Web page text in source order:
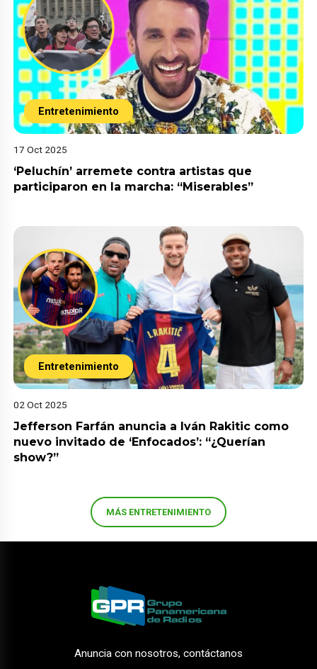
Entretenimiento
17 Oct 2025
‘Peluchín’ arremete contra artistas que
participaron en la marcha: “Miserables”
Entretenimiento
02 Oct 2025
Jefferson Farfán anuncia a Iván Rakitic como
nuevo invitado de ‘Enfocados’: “¿Querían
show?”
MÁS ENTRETENIMIENTO
Anuncia con nosotros, contáctanos